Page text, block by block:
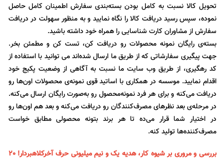
تحویل کالا نسبت به کامل بودن بسته‌بندی سفارش اطمینان کامل حاصل
نموده، سپس رسید دریافت کالا را نگاه نمایید و به منظور سهولت در دریافت
سفارش از مشاوران کارت شناسایی را همراه خود داشته باشید.
بسته‌ی رایگان نمونه محصولات رو دریافت کن، تست کن و مطمئن بخر.
جهت پیگیری سفارشاتی که از طریق ما ارسال شده‌اند می توانید با استفاده از
کد رهگیری، از طریق وب‌ سایت ما نسبت به آگاهی از وضعیت پکیج خود
اقدام نمایید. موسسه در همکاری با اساتید قوی نمونه‌ی محصولات اون‌ها رو
دریافت می‌کنه و برای هر فرد نمونه‌محصول رو به‌صورت رایگان ارسال می‌کنه.
در مرحله‌ی بعد نظرهای مصرف‌کنندگان رو دریافت می‌کنه و بعد هم اون‌ها رو
در اختیار شما قرار می‌ده تا هر برند بتونه محصولی مطابق خواست
مصرف‌کننده‌ها تولید کنه.
بررسی و مروری بر شیوه کار، هدیه یک و نیم میلیونی حرف آخرکلاهبردار! 20